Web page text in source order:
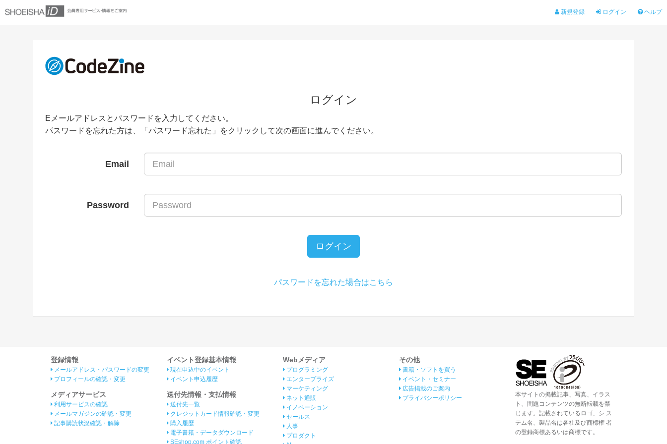
新規登録 ログイン ヘルプ
ログイン
Eメールアドレスとパスワードを入力してください。
パスワードを忘れた方は、「パスワード忘れた」をクリックして次の画面に進んでください。
Email
Password
ログイン
パスワードを忘れた場合はこちら
登録情報
メールアドレス・パスワードの変更
プロフィールの確認・変更
メディアサービス
利用サービスの確認
メールマガジンの確認・変更
記事購読状況確認・解除
イベント登録基本情報
現在申込中のイベント
イベント申込履歴
送付先情報・支払情報
送付先一覧
クレジットカード情報確認・変更
購入履歴
電子書籍・データダウンロード
SEshop.com ポイント確認
Webメディア
プログラミング
エンタープライズ
マーケティング
ネット通販
イノベーション
セールス
人事
プロダクト
その他
書籍・ソフトを買う
イベント・セミナー
広告掲載のご案内
プライバシーポリシー
本サイトの掲載記事、写真、イラス
ト、問題コンテンツの無断転載を禁
じます。記載されているロゴ、シ ス
テム名、製品名は各社及び商標権 者
の登録商標あるいは商標です。